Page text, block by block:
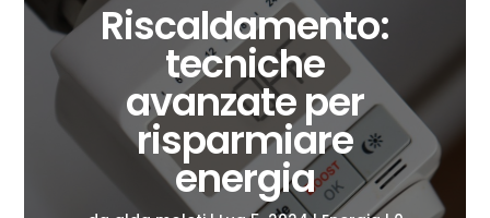
Riscaldamento:
tecniche
avanzate per
risparmiare
energia